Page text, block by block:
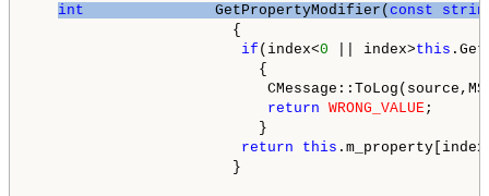
int GetPropertyModifier( const
{
if (index<0 || index>this
{
return WRONG_VALUE;
}
return
this
}